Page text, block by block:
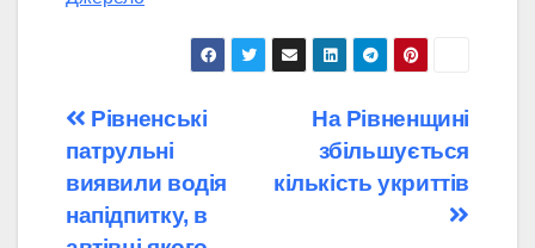
Навігація
записів
На Рівненщині
збільшується
кількість укриттів
Рівненські
патрульні
виявили водія
напідпитку, в